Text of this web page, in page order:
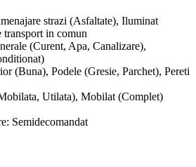
strazi (Asfaltate), Iluminat
in comun
(Curent, Apa, Canalizare),
(Buna), Podele (Gresie, Parchet), Pereti
Utilata), Mobilat (Complet)
Semidecomandat